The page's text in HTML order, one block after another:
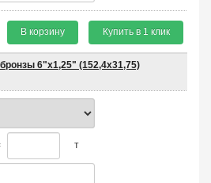
В корзину Купить в 1 клик
6"х1,25" (152,4х31,75)
т